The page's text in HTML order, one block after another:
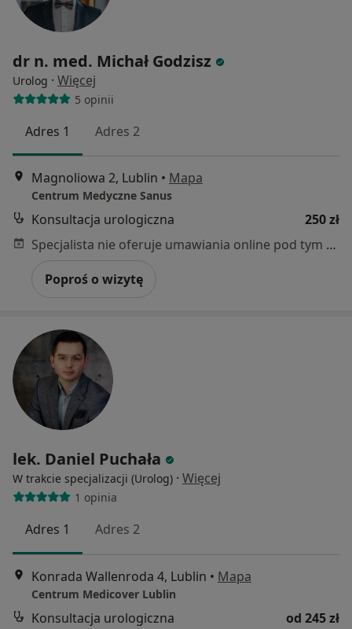
dr n. med. Michał Godzisz
Urolog · Więcej
5 opinii
Adres 1 Adres 2
Magnoliowa 2, Lublin • Mapa
Centrum Medyczne Sanus
Konsultacja urologiczna
250 zł
Specjalista nie oferuje umawiania online pod tym adresem.
Poproś o wizytę
lek. Daniel Puchała
W trakcie specjalizacji (Urolog) · Więcej
1 opinia
Adres 1 Adres 2
Konrada Wallenroda 4, Lublin • Mapa
Centrum Medicover Lublin
Konsultacja urologiczna
od 245 zł